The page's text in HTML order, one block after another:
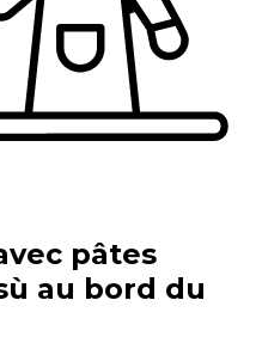
pâtes
au bord du